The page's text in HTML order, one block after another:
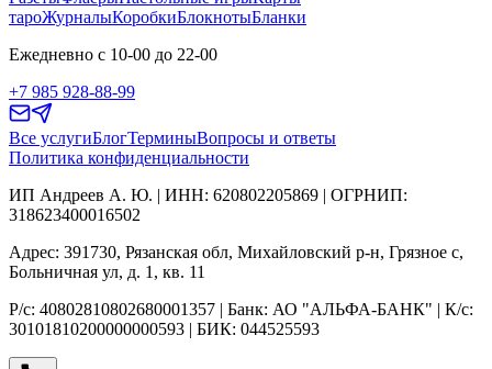
тароЖурналыКоробкиБлокнотыБланки
Ежедневно с 10-00 до 22-00
+7 985 928-88-99
Все услугиБлогТерминыВопросы и ответы
Политика конфиденциальности
ИП Андреев А. Ю. | ИНН: 620802205869 | ОГРНИП:
318623400016502
Адрес: 391730, Рязанская обл, Михайловский р-н, Грязное с,
Больничная ул, д. 1, кв. 11
Р/с: 40802810802680001357 | Банк: АО "АЛЬФА-БАНК" | К/с:
30101810200000000593 | БИК: 044525593